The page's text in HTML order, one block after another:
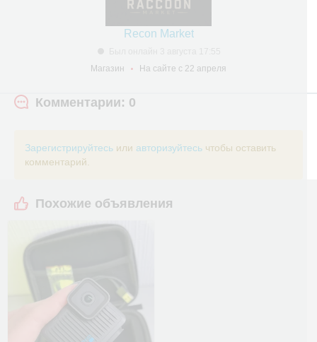
Recon Market
Магазин
На сайте с 22 апреля
Комментарии: 0
Зарегистрируйтесь или авторизуйтесь чтобы оставить
комментарий.
Похожие объявления